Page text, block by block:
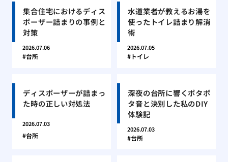
集合住宅におけるディス
ポーザー詰まりの事例と
対策
2026.07.06
台所
水道業者が教えるお湯を
使ったトイレ詰まり解消
術
2026.07.05
トイレ
ディスポーザーが詰まっ
た時の正しい対処法
2026.07.03
台所
深夜の台所に響くポタポ
タ音と決別した私のDIY
体験記
2026.07.03
台所